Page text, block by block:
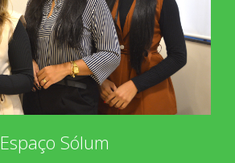
Espaço Sólum